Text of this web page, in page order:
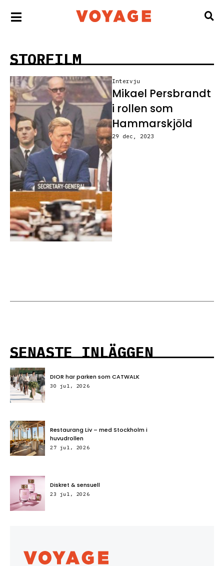
STORFILM
Intervju
Mikael Persbrandt
i rollen som
Hammarskjöld
29 dec, 2023
SENASTE INLÄGGEN
DIOR har parken som CATWALK
30 jul, 2026
Restaurang Liv – med Stockholm i
huvudrollen
27 jul, 2026
Diskret & sensuell
23 jul, 2026